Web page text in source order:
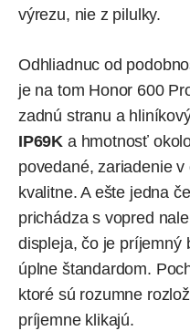
výrezu, nie z pilulky.
Odhliadnuc od
je na tom Honor 600
zadnú stranu a
IP69K a hmotnosť
povedané, zariadenie
kvalitne. A ešte jedna
prichádza s vopred
displeja, čo je príjemný
úplne štandardom.
ktoré sú rozumne
príjemne klikajú.